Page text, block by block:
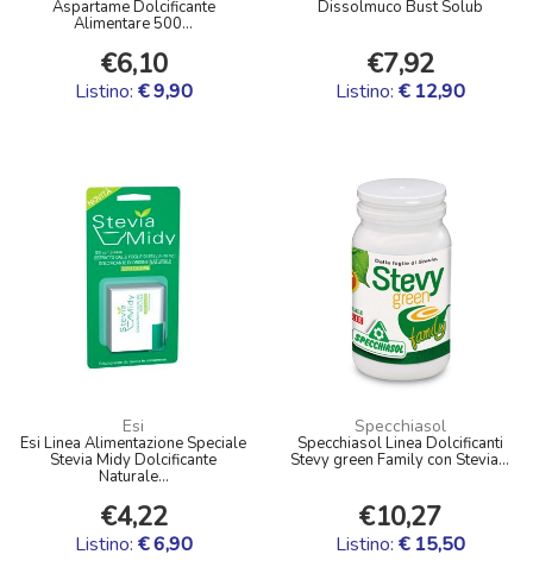
Aspartame Dolcificante
Alimentare 500...
€6,10
Listino: € 9,90
Dissolmuco Bust Solub
€7,92
Listino: € 12,90
Esi
Esi Linea Alimentazione Speciale
Stevia Midy Dolcificante
Naturale...
€4,22
Listino: € 6,90
Specchiasol
Specchiasol Linea Dolcificanti
Stevy green Family con Stevia...
€10,27
Listino: € 15,50